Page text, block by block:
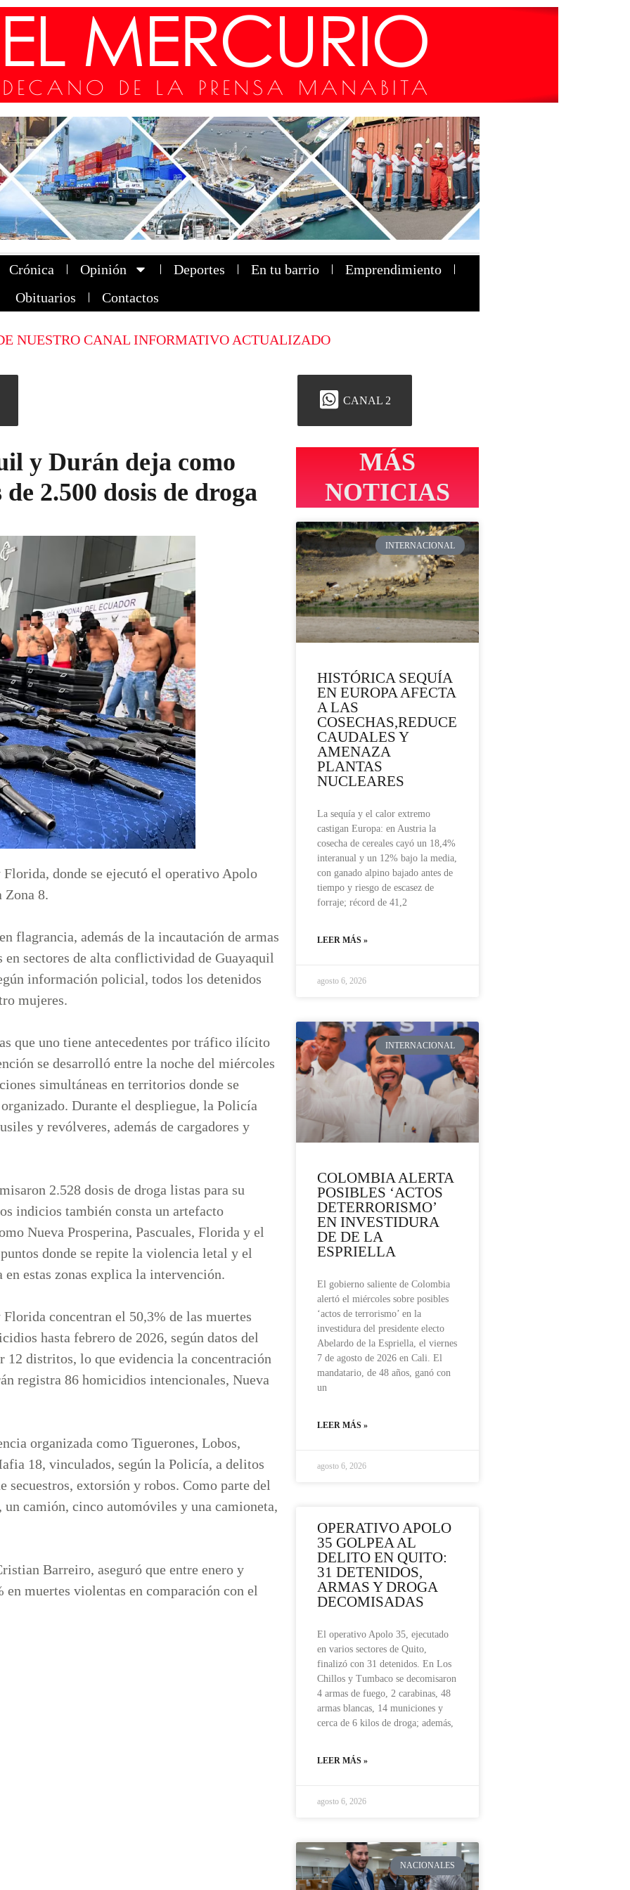
Crónica Opinión Deportes En tu barrio
Emprendimiento
Obituarios
Contactos
NUESTRO CANAL INFORMATIVO ACTUALIZADO
CANAL 2
y Durán deja como
2.500 dosis de droga
donde se ejecutó el operativo Apolo
Zona 8.
flagrancia, además de la incautación de armas
en sectores de alta conflictividad de Guayaquil
información policial, todos los detenidos
mujeres.
que uno tiene antecedentes por tráfico ilícito
se desarrolló entre la noche del miércoles
simultáneas en territorios donde se
Durante el despliegue, la Policía
y revólveres, además de cargadores y
2.528 dosis de droga listas para su
indicios también consta un artefacto
Nueva Prosperina, Pascuales, Florida y el
donde se repite la violencia letal y el
estas zonas explica la intervención.
concentran el 50,3% de las muertes
hasta febrero de 2026, según datos del
distritos, lo que evidencia la concentración
registra 86 homicidios intencionales, Nueva
organizada como Tiguerones, Lobos,
18, vinculados, según la Policía, a delitos
secuestros, extorsión y robos. Como parte del
camión, cinco automóviles y una camioneta,
Barreiro, aseguró que entre enero y
muertes violentas en comparación con el
MÁS
NOTICIAS
INTERNACIONAL
HISTÓRICA SEQUÍA
EN EUROPA AFECTA
A LAS
COSECHAS,REDUCE
CAUDALES Y
AMENAZA
PLANTAS
NUCLEARES
La sequía y el calor extremo
castigan Europa: en Austria la
cosecha de cereales cayó un 18,4%
interanual y un 12% bajo la media,
con ganado alpino bajado antes de
tiempo y riesgo de escasez de
forraje; récord de 41,2
LEER MÁS »
agosto 6, 2026
INTERNACIONAL
COLOMBIA ALERTA
POSIBLES ‘ACTOS
DETERRORISMO’
EN INVESTIDURA
DE DE LA
ESPRIELLA
El gobierno saliente de Colombia
alertó el miércoles sobre posibles
‘actos de terrorismo’ en la
investidura del presidente electo
Abelardo de la Espriella, el viernes
7 de agosto de 2026 en Cali. El
mandatario, de 48 años, ganó con
un
LEER MÁS »
agosto 6, 2026
OPERATIVO APOLO
35 GOLPEA AL
DELITO EN QUITO:
31 DETENIDOS,
ARMAS Y DROGA
DECOMISADAS
El operativo Apolo 35, ejecutado
en varios sectores de Quito,
finalizó con 31 detenidos. En Los
Chillos y Tumbaco se decomisaron
4 armas de fuego, 2 carabinas, 48
armas blancas, 14 municiones y
cerca de 6 kilos de droga; además,
LEER MÁS »
agosto 6, 2026
NACIONALES